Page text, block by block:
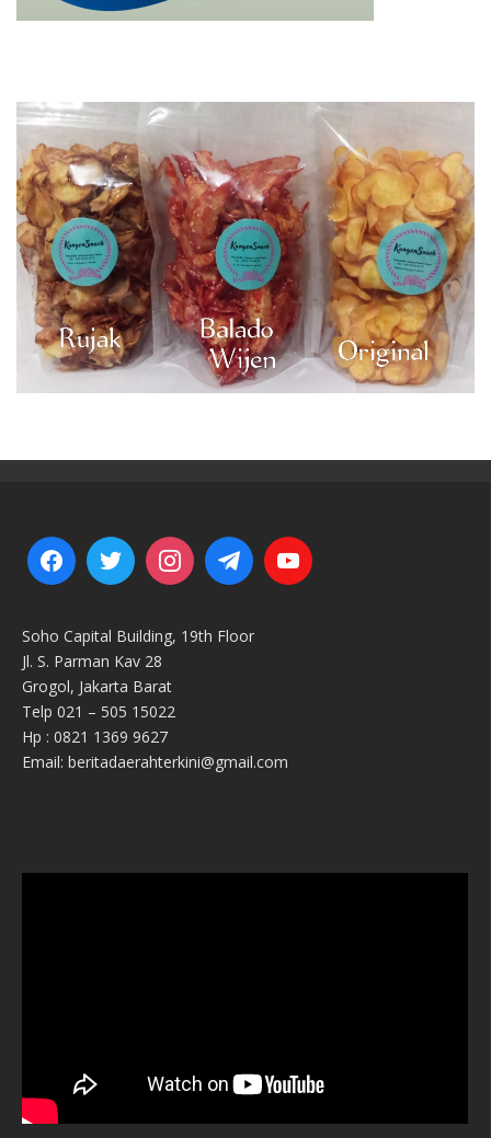
Soho Capital Building, 19th Floor
Jl. S. Parman Kav 28
Grogol, Jakarta Barat
Telp 021 – 505 15022
Hp : 0821 1369 9627
Email: beritadaerahterkini@gmail.com